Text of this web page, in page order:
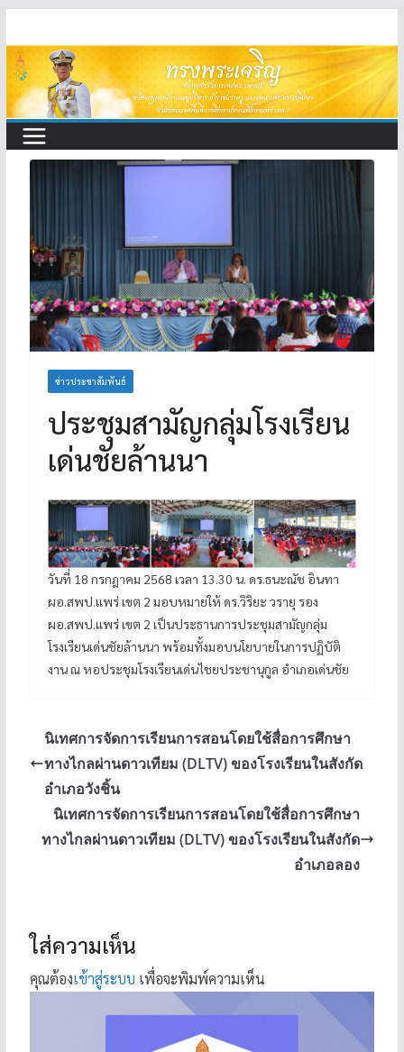
to
content
ข่าวประชาสัมพันธ์
ประชุมสามัญกลุ่มโรงเรียน
เด่นชัยล้านนา
วันที่ 18 กรกฎาคม 2568 เวลา 13.30 น. ดร.ธนะณัช อินทา
ผอ.สพป.แพร่ เขต 2 มอบหมายให้ ดร.วิริยะ วรายุ รอง
ผอ.สพป.แพร่ เขต 2 เป็นประธานการประชุมสามัญกลุ่ม
โรงเรียนเด่นชัยล้านนา พร้อมทั้งมอบนโยบายในการปฏิบัติ
งาน ณ หอประชุมโรงเรียนเด่นไชยประชานุกูล อำเภอเด่นชัย
นิเทศการจัดการเรียนการสอนโดยใช้สื่อการศึกษา
ทางไกลผ่านดาวเทียม (DLTV) ของโรงเรียนในสังกัด
อำเภอวังชิ้น
นิเทศการจัดการเรียนการสอนโดยใช้สื่อการศึกษา
ทางไกลผ่านดาวเทียม (DLTV) ของโรงเรียนในสังกัด
อำเภอลอง
ใส่ความเห็น
คุณต้องเข้าสู่ระบบ เพื่อจะพิมพ์ความเห็น